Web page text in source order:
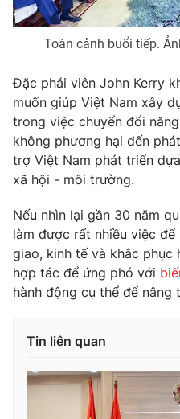
Theo dõi báo trên
Cơ quan báo chí:Thời báo VTV
Giấy phép hoạt động báo in và
cấp ngày 29/12/2023
Tổng Biên tập:Vũ Thanh Thủy
Phó Tổng Biên tập:Nguyễn Thị
Nguyễn Trọng Ninh
Ðiện thoại Thời báo VTV:
Email: toasoan@vtv.vn
Liên hệ quảng cáo:024-
Toàn cảnh buổi tiếp.
Đặc phái viên John Kerry
muốn giúp Việt Nam xây
trong việc chuyển đổi
không phương hại đến
trợ Việt Nam phát triển
xã hội - môi trường.
Nếu nhìn lại gần 30 năm
làm được rất nhiều việc
giao, kinh tế và khắc phục
hợp tác để ứng phó với
hành động cụ thể để nâng
Tin liên quan